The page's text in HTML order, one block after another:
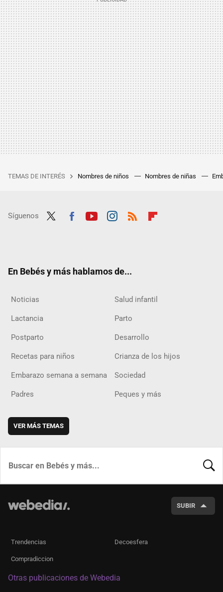
TEMAS DE INTERÉS Nombres de niños Nombres de niñas
Síguenos
En Bebés y más hablamos de...
Noticias Salud infantil
Lactancia Parto
Postparto Desarrollo
Recetas para niños Crianza de los hijos
Embarazo semana a semana Sociedad
Padres Peques y más
VER MÁS TEMAS
SUBIR
Trendencias Decoesfera
Compradiccion
Otras publicaciones de Webedia